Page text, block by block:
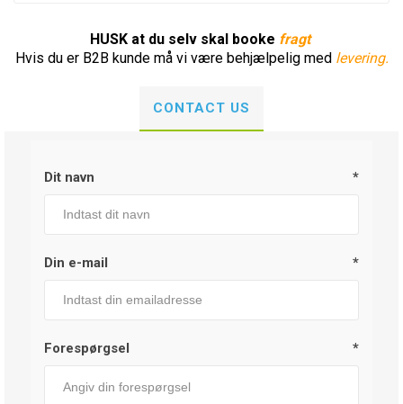
HUSK at du selv skal booke fragt
Hvis du er B2B kunde må vi være behjælpelig med levering.
CONTACT US
Dit navn *
Din e-mail *
Forespørgsel *